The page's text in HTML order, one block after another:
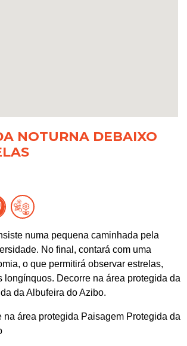
NOTURNA DEBAIXO
numa pequena caminhada pela
No final, contará com uma
o que permitirá observar estrelas,
longínquos. Decorre na área protegida da
da Albufeira do Azibo.
na área protegida Paisagem Protegida da